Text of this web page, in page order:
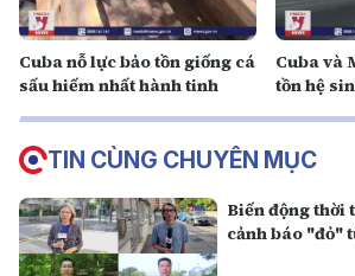
Cuba nỗ lực bảo tồn giống cá
sấu hiếm nhất hành tinh
Cuba và
tồn hệ
TIN CÙNG CHUYÊN MỤC
Biến động thời
cảnh báo "đỏ"